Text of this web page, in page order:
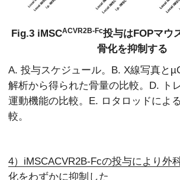
Fig.3 iMSCACVR2B-Fc投与はFOPマウ
骨化を抑制する
A. 投与スケジュール。B. X線写真と
解析から得られた骨量の比較。D. ト
運動機能の比較。E. ロタロッドによ
較。
4）iMSCACVR2B-Fcの投与により外
化をわずかに抑制した